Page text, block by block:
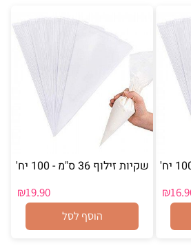
₪
שקיות זילוף 36 ס"מ - 100 יח'
₪19.90
הוסף לסל